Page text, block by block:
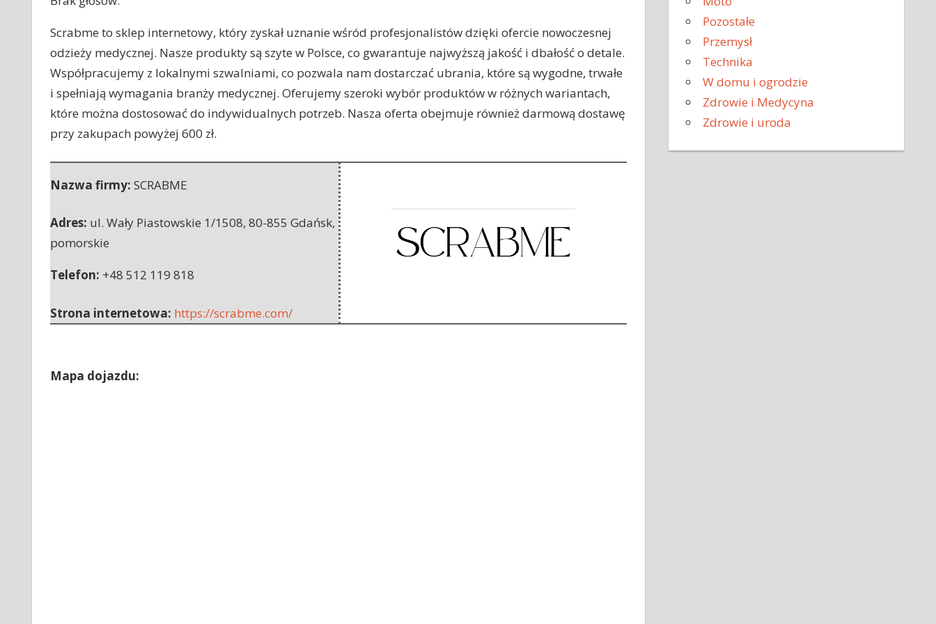
Scrabme to sklep internetowy, który zyskał uznanie wśród profesjonalistów dzięki ofercie nowoczesnej
odzieży medycznej. Nasze produkty są szyte w Polsce, co gwarantuje najwyższą jakość i dbałość o detale.
Współpracujemy z lokalnymi szwalniami, co pozwala nam dostarczać ubrania, które są wygodne, trwałe
i spełniają wymagania branży medycznej. Oferujemy szeroki wybór produktów w różnych wariantach,
które można dostosować do indywidualnych potrzeb. Nasza oferta obejmuje również darmową dostawę
przy zakupach powyżej 600 zł.
Nazwa firmy: SCRABME
Adres: ul. Wały Piastowskie 1/1508, 80-855 Gdańsk,
pomorskie
Telefon: +48 512 119 818
Strona internetowa: https://scrabme.com/
Mapa dojazdu:
Pozostałe
Przemysł
Technika
W domu i ogrodzie
Zdrowie i Medycyna
Zdrowie i uroda